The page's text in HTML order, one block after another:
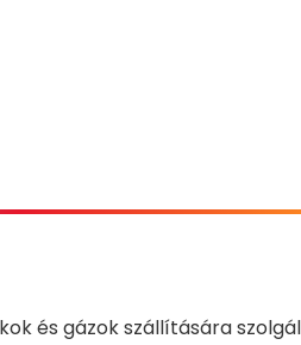
és gázok szállítására